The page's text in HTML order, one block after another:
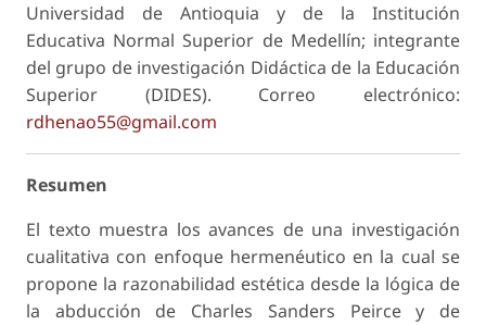
Universidad de Antioquia y de la Institución
Educativa Normal Superior de Medellín; integrante
del grupo de investigación Didáctica de la Educación
Superior (DIDES). Correo electrónico:
rdhenao55@gmail.com
Resumen
El texto muestra los avances de una investigación
cualitativa con enfoque hermenéutico en la cual se
propone la razonabilidad estética desde la lógica de
la abducción de Charles Sanders Peirce y de